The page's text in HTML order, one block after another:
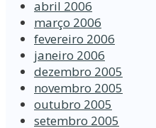
abril 2006
março 2006
fevereiro 2006
janeiro 2006
dezembro 2005
novembro 2005
outubro 2005
setembro 2005